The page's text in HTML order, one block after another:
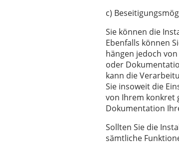
c)
Sie können die
Ebenfalls können
hängen jedoch
oder
kann die
Sie insoweit die
von Ihrem konkret
Dokumentation
Sollten Sie die
sämtliche